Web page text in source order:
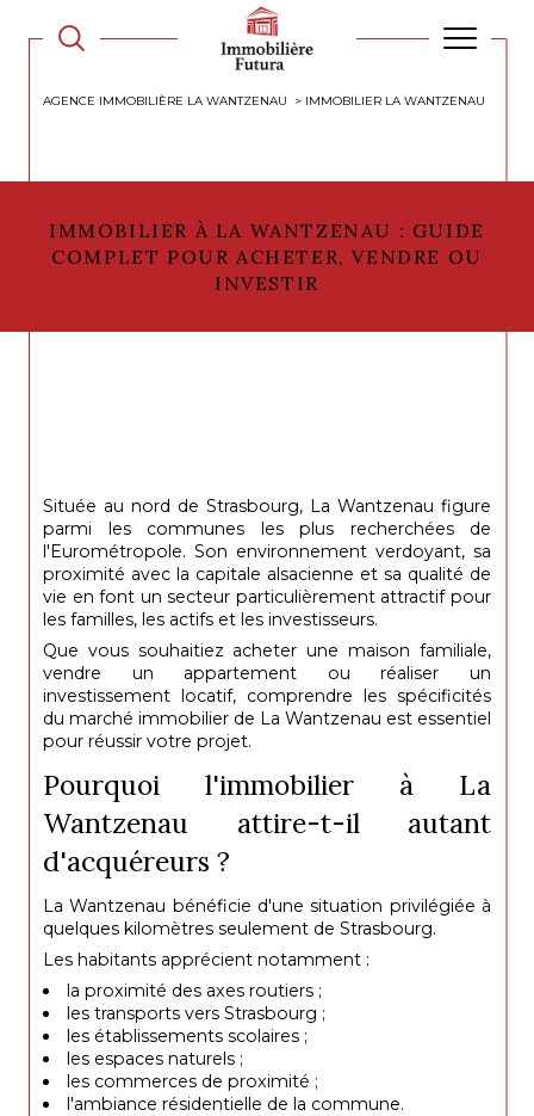
AGENCE IMMOBILIÈRE LA WANTZENAU IMMOBILIER LA WANTZENAU
IMMOBILIER À LA WANTZENAU : GUIDE
COMPLET POUR ACHETER, VENDRE OU
INVESTIR
Située au nord de Strasbourg, La Wantzenau figure
parmi les communes les plus recherchées de
l'Eurométropole. Son environnement verdoyant, sa
proximité avec la capitale alsacienne et sa qualité de
vie en font un secteur particulièrement attractif pour
les familles, les actifs et les investisseurs.
Que vous souhaitiez acheter une maison familiale,
vendre un appartement ou réaliser un
investissement locatif, comprendre les spécificités
du marché immobilier de La Wantzenau est essentiel
pour réussir votre projet.
Pourquoi l'immobilier à La
Wantzenau attire-t-il autant
d'acquéreurs ?
La Wantzenau bénéficie d'une situation privilégiée à
quelques kilomètres seulement de Strasbourg.
Les habitants apprécient notamment :
la proximité des axes routiers ;
les transports vers Strasbourg ;
les établissements scolaires ;
les espaces naturels ;
les commerces de proximité ;
l'ambiance résidentielle de la commune.